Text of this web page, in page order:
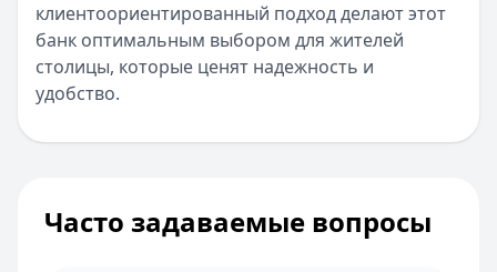
клиентоориентированный подход делают этот
банк оптимальным выбором для жителей
столицы, которые ценят надежность и
удобство.
Часто задаваемые вопросы